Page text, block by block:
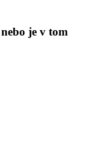
je v tom